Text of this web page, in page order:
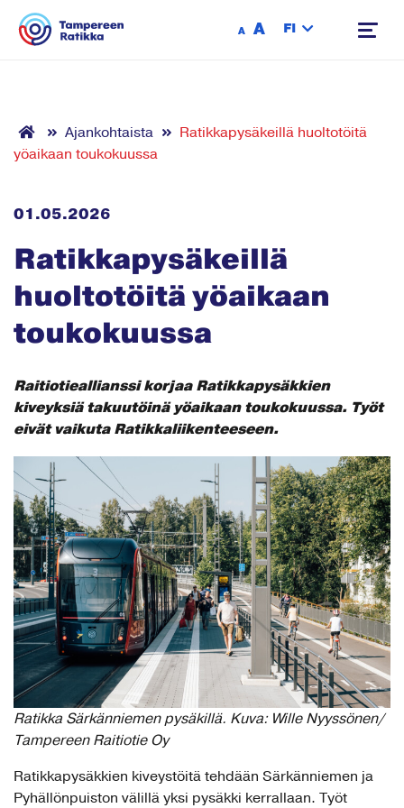
A A FI
Ajankohtaista
Ratikkapysäkeillä huoltotöitä
yöaikaan toukokuussa
01.05.2026
Ratikkapysäkeillä
huoltotöitä yöaikaan
toukokuussa
Raitiotieallianssi korjaa Ratikkapysäkkien
kiveyksiä takuutöinä yöaikaan toukokuussa. Työt
eivät vaikuta Ratikkaliikenteeseen.
Ratikka Särkänniemen pysäkillä. Kuva: Wille Nyyssönen/
Tampereen Raitiotie Oy
Ratikkapysäkkien kiveystöitä tehdään Särkänniemen ja
Pyhällönpuiston välillä yksi pysäkki kerrallaan. Työt